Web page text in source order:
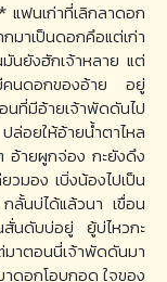
แฟนเก่าที่เลิกลาดอก
าเป็นดอกคึอแต่เก่า
นยังฮักเจ้าหลาย แต่
คนดอกของอ้าย อยู่
นที่มีอ้ายเจ้าพัดดันไป
อยให้อ้ายน้ำตาไหล
อ้ายผูกจ่อง กะยังดึง
วมอง เบิ่งน้องไปเป็น
นบ่ได้แล้วนา เขื่อน
สั่นดับบ่อยู่ ยู้บ่ไหวกะ
ตอนนี่เจ้าพัดดันมา
าดอกโอบกอด ใจของ